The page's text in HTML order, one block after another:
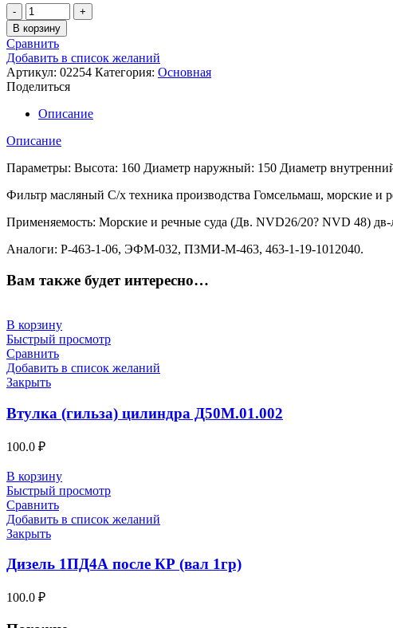
Количество
товара
фильтрующий
элемент
очистки
масла
DIFA
5316
В корзину
Сравнить
Добавить в список желаний
Артикул: 02254 Категория: Основная
Поделиться
Описание
Описание
Параметры: Высота: 160 Диаметр наружный: 150 Диаметр
Фильтр масляный С/х техника производства Гомсельмаш, морские
Применяемость: Морские и речные суда (Дв. NVD26/20? NVD 48)
Аналоги: Р-463-1-06, ЭФМ-032, ПЗМИ-М-463, 463-1-19-1012040.
Вам также будет интересно…
В корзину
Быстрый просмотр
Сравнить
Добавить в список желаний
Закрыть
Втулка (гильза) цилиндра Д50М.01.002
100.0 ₽
В корзину
Быстрый просмотр
Сравнить
Добавить в список желаний
Закрыть
Дизель 1ПД4А после КР (вал 1гр)
100.0 ₽